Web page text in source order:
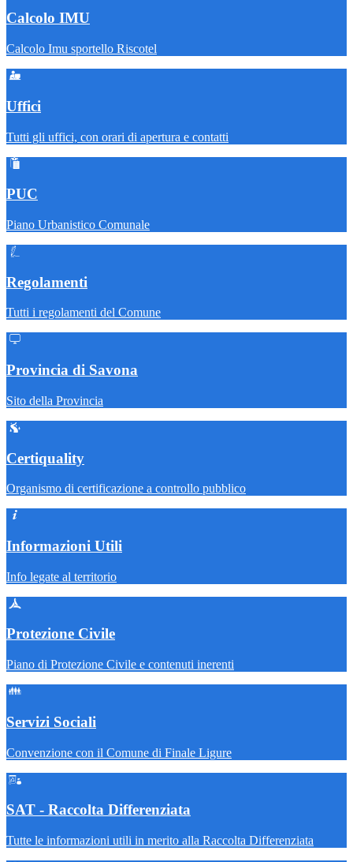
Calcolo IMU
Calcolo Imu sportello Riscotel
Uffici
Tutti gli uffici, con orari di apertura e contatti
PUC
Piano Urbanistico Comunale
Regolamenti
Tutti i regolamenti del Comune
Provincia di Savona
Sito della Provincia
Certiquality
Organismo di certificazione a controllo pubblico
Informazioni Utili
Info legate al territorio
Protezione Civile
Piano di Protezione Civile e contenuti inerenti
Servizi Sociali
Convenzione con il Comune di Finale Ligure
SAT - Raccolta Differenziata
Tutte le informazioni utili in merito alla Raccolta Differenziata